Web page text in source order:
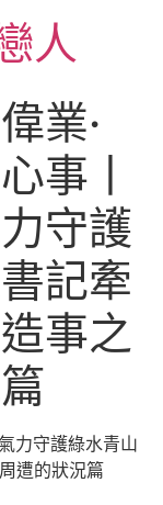
人
業·
事丨
守護
記牽
事之
力守護綠水青山
遭的狀況篇